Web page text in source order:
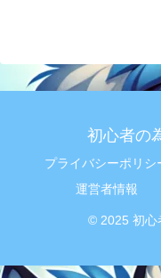
初心者の
プライバシーポリシ
運営者情報
© 2025 初心